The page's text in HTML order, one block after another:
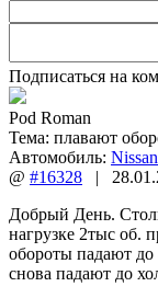
Подписаться на
Pod Roman
Тема: плавают
Автомобиль:
@ #16328 |
Добрый День.
нагрузке 2тыс об.
обороты падают
снова падают до